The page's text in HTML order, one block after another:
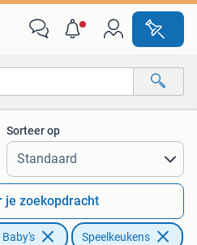
Sorteer op
je zoekopdracht
Baby's Speelkeukens